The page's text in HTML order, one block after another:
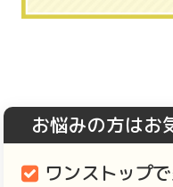
お悩みの方はお
ワンストップ